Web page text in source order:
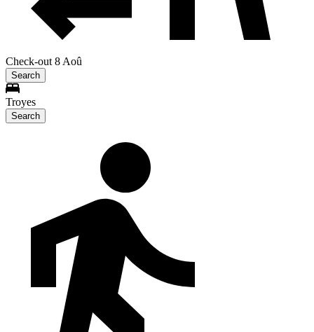
Check-out 8 Aoû
Search
Troyes
Search